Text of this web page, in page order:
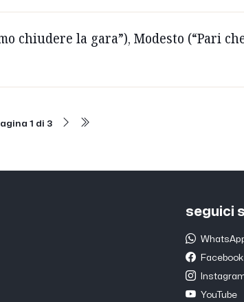
chiudere la gara”), Modesto (“Pari
1 di 3
seguici
Facebook
YouTube